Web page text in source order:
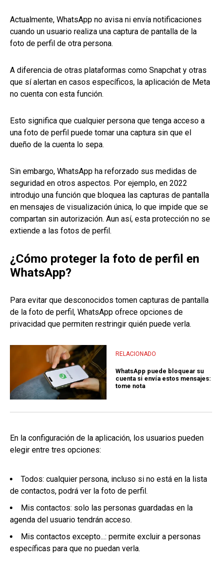
Actualmente, WhatsApp no avisa ni envía notificaciones
cuando un usuario realiza una captura de pantalla de la
foto de perfil de otra persona.
A diferencia de otras plataformas como Snapchat y otras
que sí alertan en casos específicos, la aplicación de Meta
no cuenta con esta función.
Esto significa que cualquier persona que tenga acceso a
una foto de perfil puede tomar una captura sin que el
dueño de la cuenta lo sepa.
Sin embargo, WhatsApp ha reforzado sus medidas de
seguridad en otros aspectos. Por ejemplo, en 2022
introdujo una función que bloquea las capturas de pantalla
en mensajes de visualización única, lo que impide que se
compartan sin autorización. Aun así, esta protección no se
extiende a las fotos de perfil.
¿Cómo proteger la foto de perfil en
WhatsApp?
Para evitar que desconocidos tomen capturas de pantalla
de la foto de perfil, WhatsApp ofrece opciones de
privacidad que permiten restringir quién puede verla.
RELACIONADO
WhatsApp puede bloquear su
cuenta si envía estos mensajes:
tome nota
En la configuración de la aplicación, los usuarios pueden
elegir entre tres opciones:
Todos: cualquier persona, incluso si no está en la lista
de contactos, podrá ver la foto de perfil.
Mis contactos: solo las personas guardadas en la
agenda del usuario tendrán acceso.
Mis contactos excepto...: permite excluir a personas
específicas para que no puedan verla.